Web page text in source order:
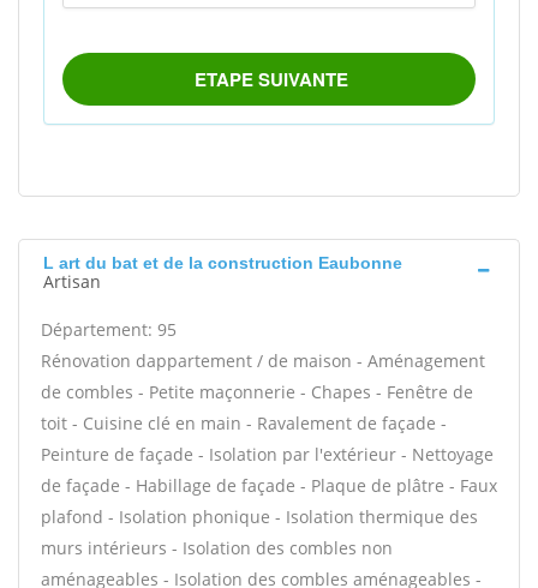
L art du bat et de la construction Eaubonne
Artisan
Département: 95
Rénovation dappartement / de maison - Aménagement
de combles - Petite maçonnerie - Chapes - Fenêtre de
toit - Cuisine clé en main - Ravalement de façade -
Peinture de façade - Isolation par l'extérieur - Nettoyage
de façade - Habillage de façade - Plaque de plâtre - Faux
plafond - Isolation phonique - Isolation thermique des
murs intérieurs - Isolation des combles non
aménageables - Isolation des combles aménageables -